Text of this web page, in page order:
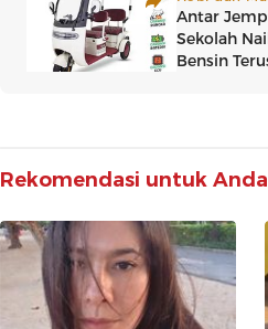
Rekomendasi untuk Anda